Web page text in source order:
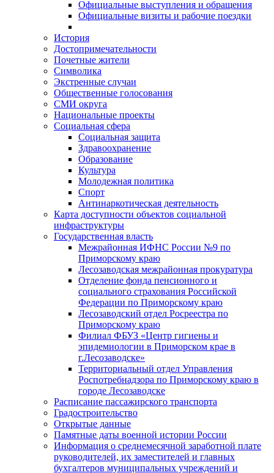
Официальные выступления и обращения
Официальные визиты и рабочие поездки
История
Достопримечательности
Почетные жители
Символика
Экстренные случаи
Общественные голосования
СМИ округа
Национальные проекты
Социальная сфера
Социальная защита
Здравоохранение
Образование
Культура
Молодежная политика
Спорт
Антинаркотическая деятельность
Карта доступности объектов социальной
инфраструктуры
Государственная власть
Межрайонная ИФНС России №9 по
Приморскому краю
Лесозаводская межрайонная прокуратура
Отделение фонда пенсионного и
социального страхования Российской
Федерации по Приморскому краю
Лесозаводский отдел Росреестра по
Приморскому краю
Филиал ФБУЗ «Центр гигиены и
эпидемиологии в Приморском крае в
г.Лесозаводске»
Территориальный отдел Управления
Роспотребнадзора по Приморскому краю в
городе Лесозаводске
Расписание пассажирского транспорта
Градостроительство
Открытые данные
Памятные даты военной истории России
Информация о среднемесячной заработной плате
руководителей, их заместителей и главных
бухгалтеров муниципальных учреждений и